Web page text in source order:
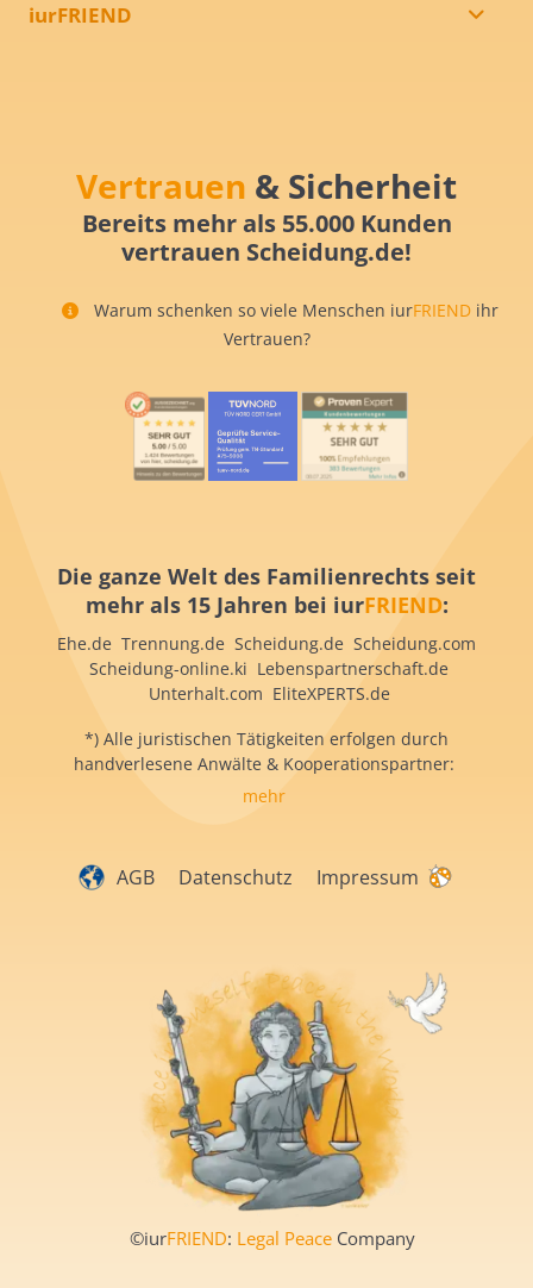
iurFRIEND
Vertrauen & Sicherheit
Bereits mehr als 55.000 Kunden
vertrauen Scheidung.de!
Warum schenken so viele Menschen iurFRIEND ihr
Vertrauen?
Die ganze Welt des Familienrechts seit
mehr als 15 Jahren bei iurFRIEND:
Ehe.de Trennung.de Scheidung.de Scheidung.com
Scheidung-online.ki Lebenspartnerschaft.de
Unterhalt.com EliteXPERTS.de
*) Alle juristischen Tätigkeiten erfolgen durch
handverlesene Anwälte & Kooperationspartner:
mehr
AGB Datenschutz Impressum
©iurFRIEND: Legal Peace Company